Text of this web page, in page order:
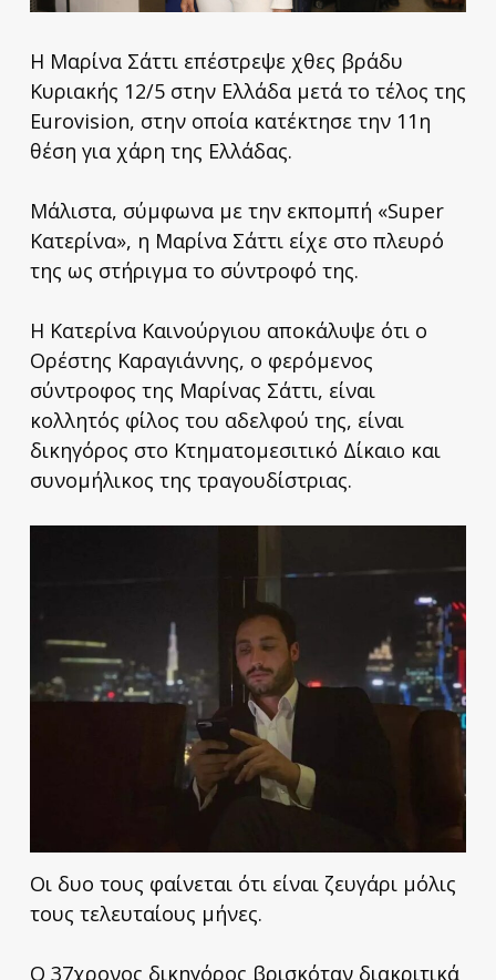
Η Μαρίνα Σάττι επέστρεψε χθες βράδυ
Κυριακής 12/5 στην Ελλάδα μετά το τέλος της
Eurovision, στην οποία κατέκτησε την 11η
θέση για χάρη της Ελλάδας.
Μάλιστα, σύμφωνα με την εκπομπή «Super
Κατερίνα», η Μαρίνα Σάττι είχε στο πλευρό
της ως στήριγμα το σύντροφό της.
Η Κατερίνα Καινούργιου αποκάλυψε ότι ο
Ορέστης Καραγιάννης, ο φερόμενος
σύντροφος της Μαρίνας Σάττι, είναι
κολλητός φίλος του αδελφού της, είναι
δικηγόρος στο Κτηματομεσιτικό Δίκαιο και
συνομήλικος της τραγουδίστριας.
Οι δυο τους φαίνεται ότι είναι ζευγάρι μόλις
τους τελευταίους μήνες.
O 37χρονος δικηγόρος βρισκόταν διακριτικά